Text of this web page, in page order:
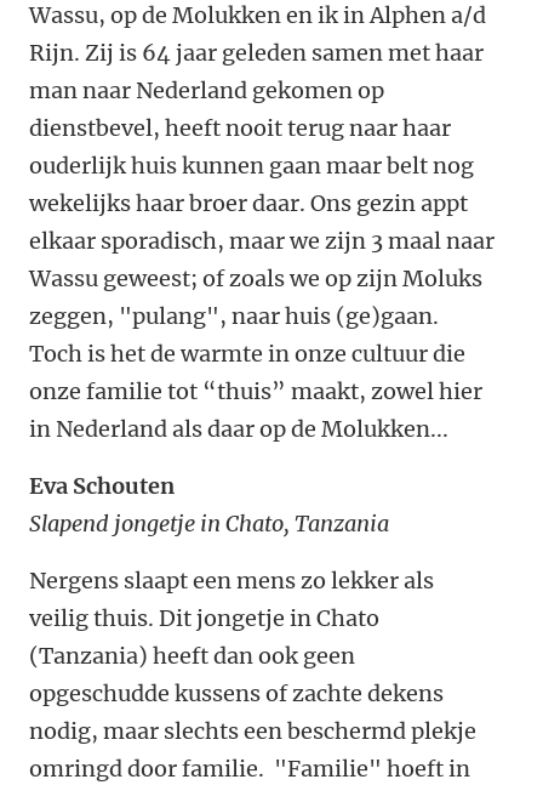
Wassu, op de Molukken en ik in Alphen a/d
Rijn. Zij is 64 jaar geleden samen met haar
man naar Nederland gekomen op
dienstbevel, heeft nooit terug naar haar
ouderlijk huis kunnen gaan maar belt nog
wekelijks haar broer daar. Ons gezin appt
elkaar sporadisch, maar we zijn 3 maal naar
Wassu geweest; of zoals we op zijn Moluks
zeggen, "pulang", naar huis (ge)gaan.
Toch is het de warmte in onze cultuur die
onze familie tot “thuis” maakt, zowel hier
in Nederland als daar op de Molukken...
Eva Schouten
Slapend jongetje in Chato, Tanzania
Nergens slaapt een mens zo lekker als
veilig thuis. Dit jongetje in Chato
(Tanzania) heeft dan ook geen
opgeschudde kussens of zachte dekens
nodig, maar slechts een beschermd plekje
omringd door familie. "Familie" hoeft in